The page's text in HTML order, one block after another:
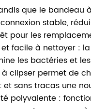
que le bandeau
stable,
pour les
facile à nettoyer :
les bactéries et
clipser permet de
sans tracas une
polyvalente :